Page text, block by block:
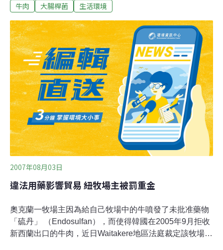
布回收15萬公斤的冷凍漢堡肉，這些肉品已經經銷到美國
成立65年來首次回收商品。疾病預防控制中心表示，傳出
感染案例的8個州包括康乃迪克、佛羅里達、印第安那、
緬因、紐澤西、紐約、俄亥俄及賓州。
牛肉 大腸桿菌 生活環境
2007年08月03日
違法用藥影響貿易 紐牧場主被罰重金
奧克蘭一牧場主因為給自己牧場中的牛噴發了未批准藥物
「硫丹」 （Endosulfan），而使得韓國在2005年9月拒收
新西蘭出口的牛肉，近日Waitakere地區法庭裁定該牧場主